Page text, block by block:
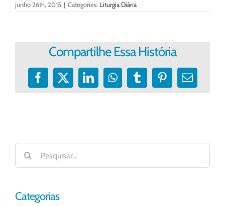
junho 26th, 2015 | Categories: Liturgia Diária
Compartilhe Essa História
Facebook
X LinkedInWhatsApp
TumblrPinterest
E-
Buscar
resultados
para:
Categorias